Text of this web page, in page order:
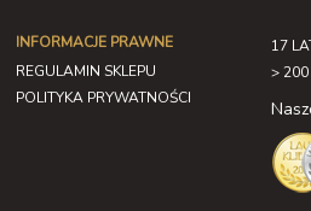
INFORMACJE PRAWNE
REGULAMIN SKLEPU
POLITYKA PRYWATNOŚCI
17
> 200